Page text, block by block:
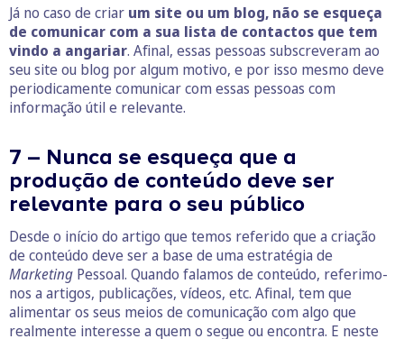
Já no caso de criar um site ou um blog, não se esqueça
de comunicar com a sua lista de contactos que tem
vindo a angariar. Afinal, essas pessoas subscreveram ao
seu site ou blog por algum motivo, e por isso mesmo deve
periodicamente comunicar com essas pessoas com
informação útil e relevante.
7 – Nunca se esqueça que a
produção de conteúdo deve ser
relevante para o seu público
Desde o início do artigo que temos referido que a criação
de conteúdo deve ser a base de uma estratégia de
Marketing Pessoal. Quando falamos de conteúdo, referimo-
nos a artigos, publicações, vídeos, etc. Afinal, tem que
alimentar os seus meios de comunicação com algo que
realmente interesse a quem o segue ou encontra. E neste